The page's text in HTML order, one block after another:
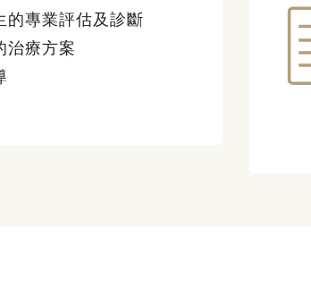
的專業評估及診斷
治療方案